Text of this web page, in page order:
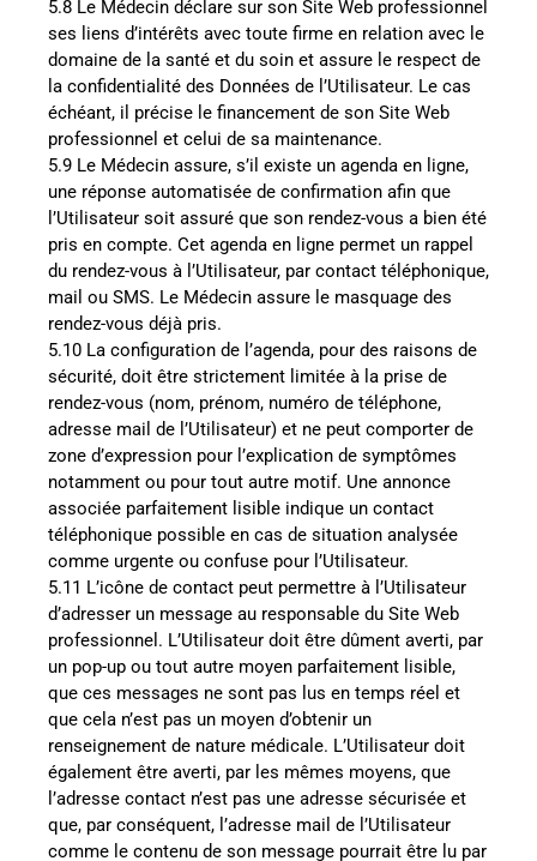
5.8 Le Médecin déclare sur son Site Web professionnel
ses liens d’intérêts avec toute firme en relation avec le
domaine de la santé et du soin et assure le respect de
la confidentialité des Données de l’Utilisateur. Le cas
échéant, il précise le financement de son Site Web
professionnel et celui de sa maintenance.
5.9 Le Médecin assure, s’il existe un agenda en ligne,
une réponse automatisée de confirmation afin que
l’Utilisateur soit assuré que son rendez-vous a bien été
pris en compte. Cet agenda en ligne permet un rappel
du rendez-vous à l’Utilisateur, par contact téléphonique,
mail ou SMS. Le Médecin assure le masquage des
rendez-vous déjà pris.
5.10 La configuration de l’agenda, pour des raisons de
sécurité, doit être strictement limitée à la prise de
rendez-vous (nom, prénom, numéro de téléphone,
adresse mail de l’Utilisateur) et ne peut comporter de
zone d’expression pour l’explication de symptômes
notamment ou pour tout autre motif. Une annonce
associée parfaitement lisible indique un contact
téléphonique possible en cas de situation analysée
comme urgente ou confuse pour l’Utilisateur.
5.11 L’icône de contact peut permettre à l’Utilisateur
d’adresser un message au responsable du Site Web
professionnel. L’Utilisateur doit être dûment averti, par
un pop-up ou tout autre moyen parfaitement lisible,
que ces messages ne sont pas lus en temps réel et
que cela n’est pas un moyen d’obtenir un
renseignement de nature médicale. L’Utilisateur doit
également être averti, par les mêmes moyens, que
l’adresse contact n’est pas une adresse sécurisée et
que, par conséquent, l’adresse mail de l’Utilisateur
comme le contenu de son message pourrait être lu par